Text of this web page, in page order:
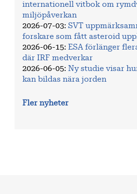
internationell vitbok om
miljöpåverkan
2026-07-03: SVT
forskare som fått asteroid
2026-06-15: ESA förlänger
där IRF medverkar
2026-06-05: Ny studie visar
kan bildas nära jorden
Fler nyheter